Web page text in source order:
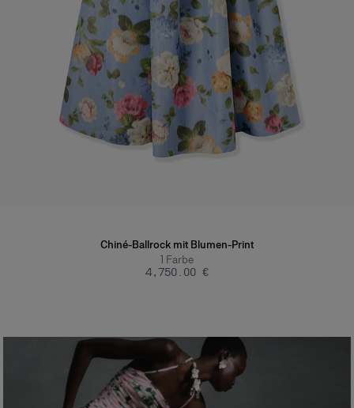
Chiné-Ballrock mit Blumen-Print
1 Farbe
‌4,750.00 €